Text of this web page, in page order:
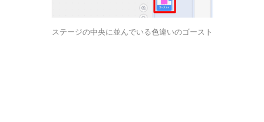
ステージの中央に並んでいる色違いのゴースト